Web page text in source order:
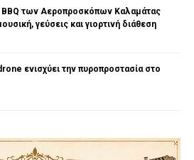
BBQ των Αεροπροσκόπων Καλαμάτας
γεύσεις και γιορτινή διάθεση
ενισχύει την πυροπροστασία στο